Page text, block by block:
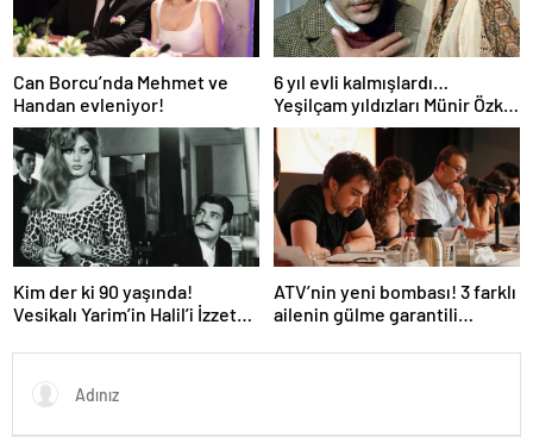
Can Borcu’nda Mehmet ve
Handan evleniyor!
6 yıl evli kalmışlardı…
Yeşilçam yıldızları Münir Özkul
ile Suna Selen’in kızları da
ünlü çıktı!
Kim der ki 90 yaşında!
Vesikalı Yarim’in Halil’i İzzet
oldu!
ATV’nin yeni bombası! 3 farklı
ailenin gülme garantili